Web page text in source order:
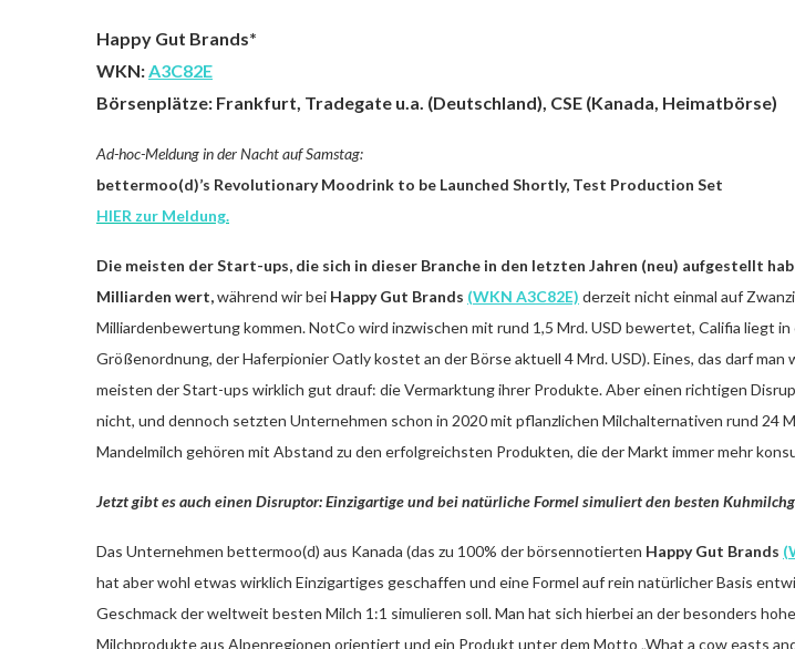
Happy Gut Brands*
WKN:A3C82E
Börsenplätze: Frankfurt, Tradegate u.a. (Deutschland), CSE (Kanada, Heimatbörse)
Ad-hoc-Meldung in der Nacht auf Samstag:
bettermoo(d)’s Revolutionary Moodrink to be Launched Shortly, Test Production Set
HIER zur Meldung.
Die meisten der Start-ups, die sich in dieser Branche in den letzten Jahren (neu) aufgestellt
Milliarden wert,während wir bei Happy Gut Brands (WKN A3C82E) derzeit nicht einmal auf
Milliardenbewertung kommen. NotCo wird inzwischen mit rund 1,5 Mrd. USD bewertet, Califia liegt in
Größenordnung, der Haferpionier Oatly kostet an der Börse aktuell 4 Mrd. USD). Eines, das darf man
meisten der Start-ups wirklich gut drauf: die Vermarktung ihrer Produkte. Aber einen richtigen
nicht, und dennoch setzten Unternehmen schon in 2020 mit pflanzlichen Milchalternativen rund 24
Mandelmilch gehören mit Abstand zu den erfolgreichsten Produkten, die der Markt immer mehr
Jetzt gibt es auch einen Disruptor: Einzigartige und bei natürliche Formel simuliert den besten
Das Unternehmen bettermoo(d) aus Kanada (das zu 100% der börsennotierten Happy Gut Brands
hat aber wohl etwas wirklich Einzigartiges geschaffen und eine Formel auf rein natürlicher Basis
Geschmack der weltweit besten Milch 1:1 simulieren soll. Man hat sich hierbei an der besonders
Milchprodukte aus Alpenregionen orientiert und ein Produkt unter dem Motto „What a cow easts